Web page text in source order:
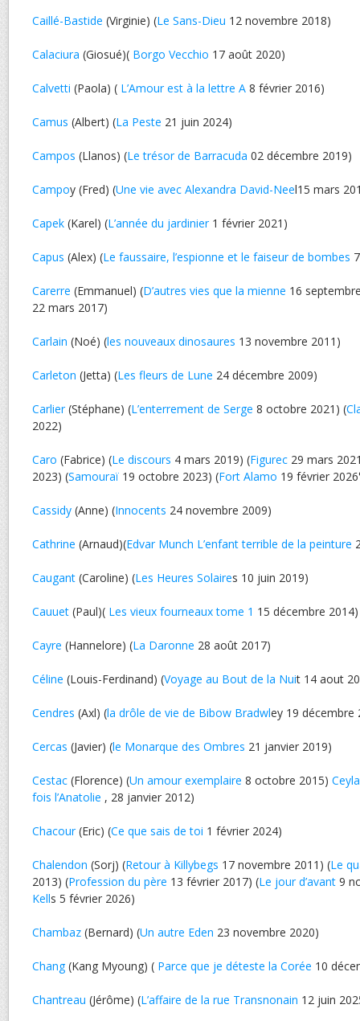
Caillé-Bastide (Virginie) (Le Sans-Dieu 12 novembre 2018)
Calaciura (Giosué)( Borgo Vecchio 17 août 2020)
Calvetti (Paola) ( L’Amour est à la lettre A 8 février 2016)
Camus (Albert) (La Peste 21 juin 2024)
Campos (Llanos) (Le trésor de Barracuda 02 décembre 2019)
Campoy (Fred) (Une vie avec Alexandra David-Neel15 mars
Capek (Karel) (L’année du jardinier1 février 2021)
Capus (Alex) (Le faussaire, l’espionne et le faiseur de bombes
Carerre (Emmanuel) (D’autres vies que la mienne 16
22 mars 2017)
Carlain (Noé) (les nouveaux dinosaures 13 novembre 2011)
Carleton (Jetta) (Les fleurs de Lune 24 décembre 2009)
Carlier(Stéphane) (L’enterrement de Serge 8 octobre 2021) (
2022)
Caro (Fabrice) (Le discours 4 mars 2019) (Figurec 29 mars
2023) (Samouraï 19 octobre 2023) (Fort Alamo 19 février
Cassidy (Anne) (Innocents 24 novembre 2009)
Cathrine (Arnaud)(Edvar Munch L’enfant terrible de la peinture
Caugant (Caroline) (Les Heures Solaires 10 juin 2019)
Cauuet (Paul)( Les vieux fourneaux tome 1 15 décembre 2014)
Cayre (Hannelore) (La Daronne 28 août 2017)
Céline (Louis-Ferdinand) (Voyage au Bout de la Nuit 14 aout
Cendres (Axl) (la drôle de vie de Bibow Bradwley 19 décembre
Cercas (Javier) (le Monarque des Ombres 21 janvier 2019)
Cestac (Florence) (Un amour exemplaire 8 octobre 2015)
fois l’Anatolie , 28 janvier 2012)
Chacour(Eric) (Ce que sais de toi 1 février 2024)
Chalendon (Sorj) (Retour à Killybegs 17 novembre 2011) (Le
2013) (Profession du père 13 février 2017) (Le jour d’avant 9
Kells 5 février 2026)
Chambaz (Bernard) (Un autre Eden 23 novembre 2020)
Chang(Kang Myoung) ( Parce que je déteste la Corée 10
Chantreau (Jérôme) (L’affaire de la rue Transnonain 12 juin